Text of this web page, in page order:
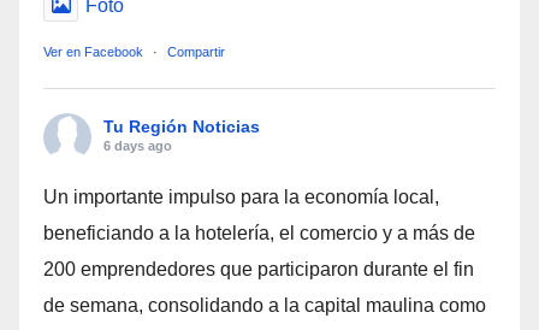
Foto
Ver en Facebook · Compartir
Tu Región Noticias
6 days ago
Un importante impulso para la economía local,
beneficiando a la hotelería, el comercio y a más de
200 emprendedores que participaron durante el fin
de semana, consolidando a la capital maulina como